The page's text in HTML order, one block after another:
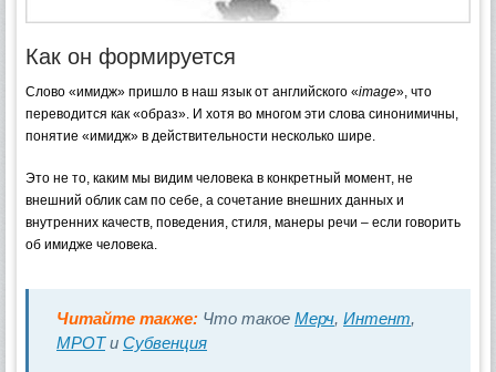
Как он формируется
Слово «имидж» пришло в наш язык от английского «image», что
переводится как «образ». И хотя во многом эти слова синонимичны,
понятие «имидж» в действительности несколько шире.
Это не то, каким мы видим человека в конкретный момент, не
внешний облик сам по себе, а сочетание внешних данных и
внутренних качеств, поведения, стиля, манеры речи – если говорить
об имидже человека.
Читайте также: Что такое Мерч, Интент,
МРОТи Субвенция